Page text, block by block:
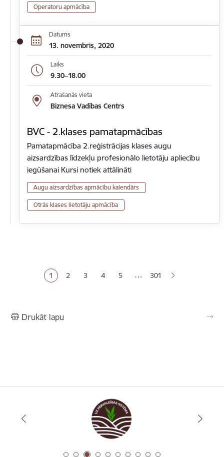
Operatoru apmācība
Datums
13. novembris, 2020
Laiks
9.30–18.00
Atrašanās vieta
Biznesa Vadības Centrs
BVC - 2.klases pamatapmācības
Pamatapmācība 2.reģistrācijas klases augu
aizsardzības līdzekļu profesionālo lietotāju apliecību
iegūšanai Kursi notiek attālināti
Augu aizsardzības apmācību kalendārs
Otrās klases lietotāju apmācība
Pašreizējā lapa
1 Lapa
2 Lapa
3 Lapa
4 Lapa
5 … 301
Drukāt lapu